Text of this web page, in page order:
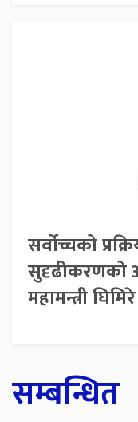
सर्वोच्चको
सुदृढीकरणको
महामन्त्री घिमिरे
सम्बन्धित